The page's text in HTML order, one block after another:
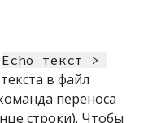
Echo текст >
в файл
переноса
строки). Чтобы